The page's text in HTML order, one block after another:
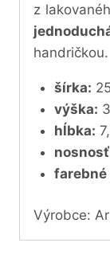
z
handričkou.
šírka:
výška:
hĺbka:
farebné
Výrobce: